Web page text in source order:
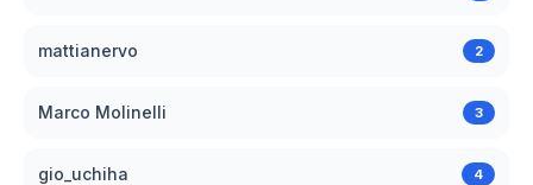
mattianervo 2
Marco Molinelli 3
gio_uchiha 4